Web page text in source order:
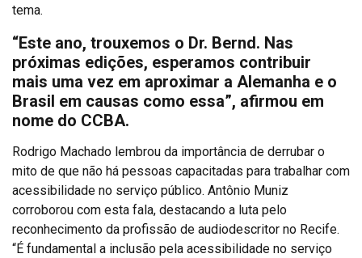
tema.
“Este ano, trouxemos o Dr. Bernd. Nas
próximas edições, esperamos contribuir
mais uma vez em aproximar a Alemanha e o
Brasil em causas como essa”, afirmou em
nome do CCBA.
Rodrigo Machado lembrou da importância de derrubar o
mito de que não há pessoas capacitadas para trabalhar com
acessibilidade no serviço público. Antônio Muniz
corroborou com esta fala, destacando a luta pelo
reconhecimento da profissão de audiodescritor no Recife.
“É fundamental a inclusão pela acessibilidade no serviço